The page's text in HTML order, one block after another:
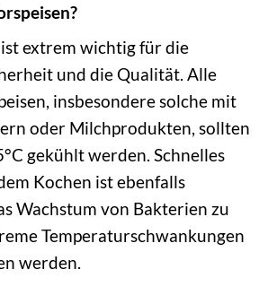
extrem wichtig für die
und die Qualität. Alle
insbesondere solche mit
oder Milchprodukten, sollten
gekühlt werden. Schnelles
Kochen ist ebenfalls
Wachstum von Bakterien zu
Temperaturschwankungen
werden.